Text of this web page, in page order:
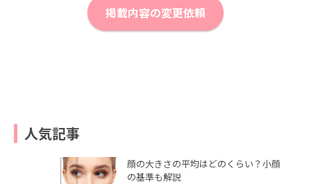
掲載内容の変更依頼
人気記事
顔の大きさの平均はどのくらい？小顔
の基準も解説